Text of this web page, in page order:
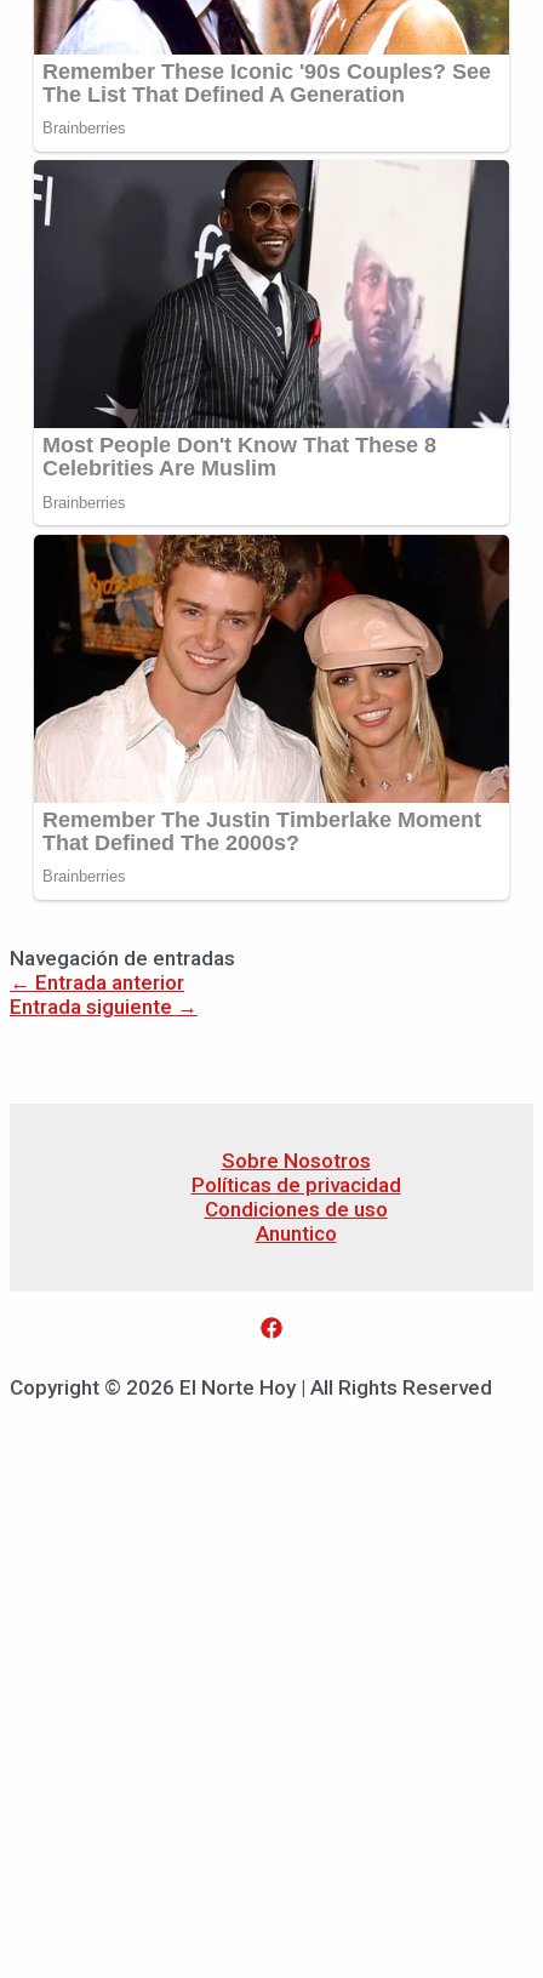
Navegación de entradas
← Entrada anterior
Entrada siguiente →
Sobre Nosotros
Políticas de privacidad
Condiciones de uso
Anuntico
Copyright © 2026 El Norte Hoy | All Rights Reserved